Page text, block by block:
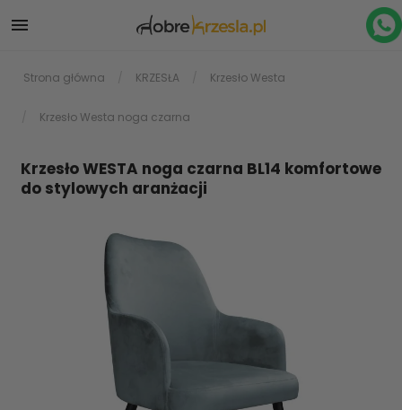

Strona główna KRZESŁA Krzesło Westa
Krzesło Westa noga czarna
Krzesło WESTA noga czarna BL14 komfortowe
do stylowych aranżacji